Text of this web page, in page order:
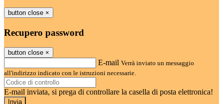
button close ×
Recupero password
button close ×
E-mail Verrà inviato un messaggio
all'indirizzo indicato con le istruzioni necessarie.
E-mail inviata, si prega di controllare la casella di posta elettronica!